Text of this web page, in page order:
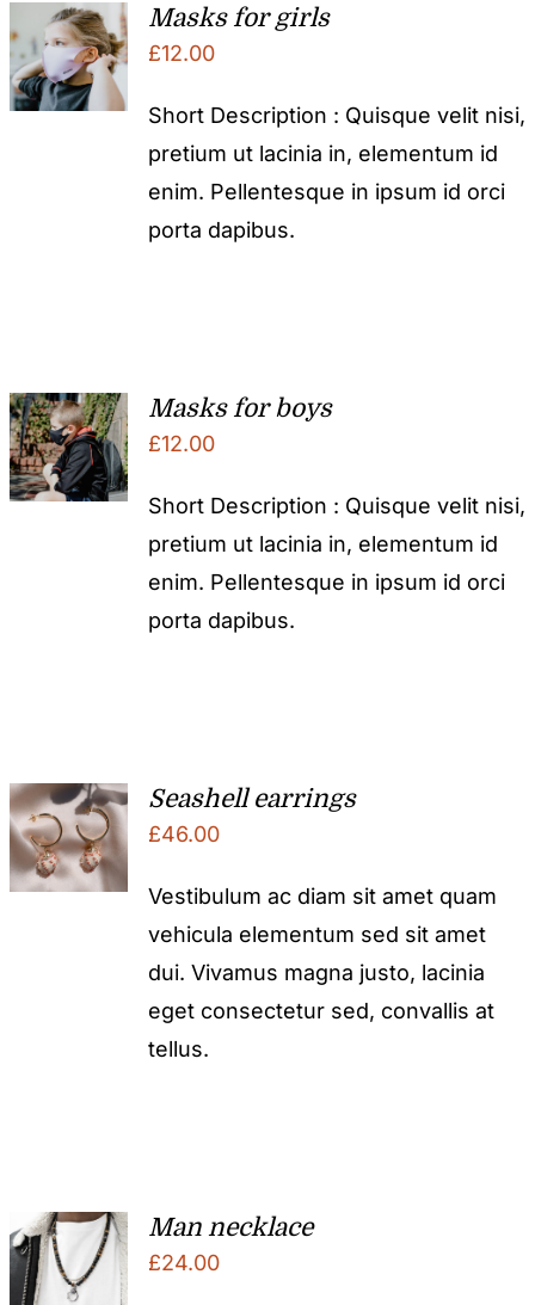
Masks for girls
£12.00
Short Description : Quisque velit nisi,
pretium ut lacinia in, elementum id
enim. Pellentesque in ipsum id orci
porta dapibus.
Masks for boys
£12.00
Short Description : Quisque velit nisi,
pretium ut lacinia in, elementum id
enim. Pellentesque in ipsum id orci
porta dapibus.
Seashell earrings
£46.00
Vestibulum ac diam sit amet quam
vehicula elementum sed sit amet
dui. Vivamus magna justo, lacinia
eget consectetur sed, convallis at
tellus.
Man necklace
£24.00